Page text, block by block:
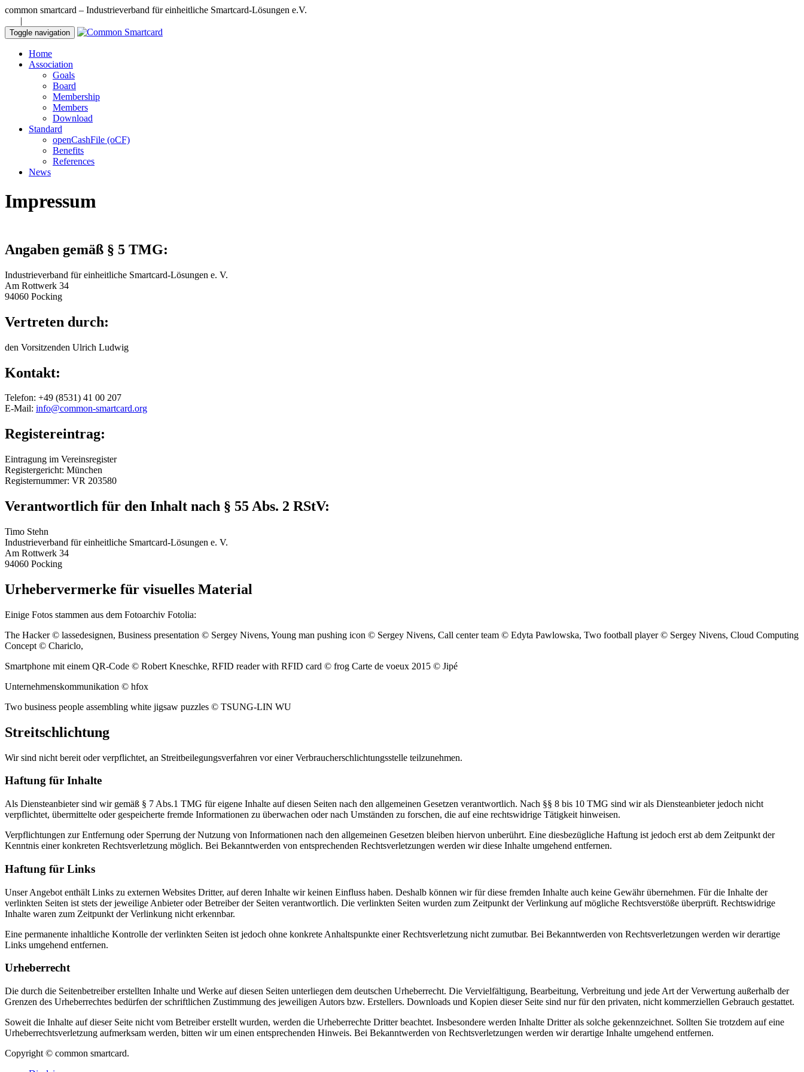
common smartcard – Industrieverband für einheitliche Smartcard-Lösungen e.V.
|
Toggle navigation
Home
Association
Goals
Board
Membership
Members
Download
Standard
openCashFile (oCF)
Benefits
References
News
Impressum
Angaben gemäß § 5 TMG:
Industrieverband für einheitliche Smartcard-Lösungen e. V.
Am Rottwerk 34
94060 Pocking
Vertreten durch:
den Vorsitzenden Ulrich Ludwig
Kontakt:
Telefon: +49 (8531) 41 00 207
E-Mail: info@common-smartcard.org
Registereintrag:
Eintragung im Vereinsregister
Registergericht: München
Registernummer: VR 203580
Verantwortlich für den Inhalt nach § 55 Abs. 2 RStV:
Timo Stehn
Industrieverband für einheitliche Smartcard-Lösungen e. V.
Am Rottwerk 34
94060 Pocking
Urhebervermerke für visuelles Material
Einige Fotos stammen aus dem Fotoarchiv Fotolia:
The Hacker © lassedesignen, Business presentation © Sergey Nivens, Young man pushing icon © Sergey Nivens, Call center team © Edyta Pawlowska, Two football player © Sergey Nivens, Cloud Computing
Concept © Chariclo,
Smartphone mit einem QR-Code © Robert Kneschke, RFID reader with RFID card © frog Carte de voeux 2015 © Jipé
Unternehmenskommunikation © hfox
Two business people assembling white jigsaw puzzles © TSUNG-LIN WU
Streitschlichtung
Wir sind nicht bereit oder verpflichtet, an Streitbeilegungsverfahren vor einer Verbraucherschlichtungsstelle teilzunehmen.
Haftung für Inhalte
Als Diensteanbieter sind wir gemäß § 7 Abs.1 TMG für eigene Inhalte auf diesen Seiten nach den allgemeinen Gesetzen verantwortlich. Nach §§ 8 bis 10 TMG sind wir als Diensteanbieter jedoch nicht
verpflichtet, übermittelte oder gespeicherte fremde Informationen zu überwachen oder nach Umständen zu forschen, die auf eine rechtswidrige Tätigkeit hinweisen.
Verpflichtungen zur Entfernung oder Sperrung der Nutzung von Informationen nach den allgemeinen Gesetzen bleiben hiervon unberührt. Eine diesbezügliche Haftung ist jedoch erst ab dem Zeitpunkt der
Kenntnis einer konkreten Rechtsverletzung möglich. Bei Bekanntwerden von entsprechenden Rechtsverletzungen werden wir diese Inhalte umgehend entfernen.
Haftung für Links
Unser Angebot enthält Links zu externen Websites Dritter, auf deren Inhalte wir keinen Einfluss haben. Deshalb können wir für diese fremden Inhalte auch keine Gewähr übernehmen. Für die Inhalte der
verlinkten Seiten ist stets der jeweilige Anbieter oder Betreiber der Seiten verantwortlich. Die verlinkten Seiten wurden zum Zeitpunkt der Verlinkung auf mögliche Rechtsverstöße überprüft. Rechtswidrige
Inhalte waren zum Zeitpunkt der Verlinkung nicht erkennbar.
Eine permanente inhaltliche Kontrolle der verlinkten Seiten ist jedoch ohne konkrete Anhaltspunkte einer Rechtsverletzung nicht zumutbar. Bei Bekanntwerden von Rechtsverletzungen werden wir derartige
Links umgehend entfernen.
Urheberrecht
Die durch die Seitenbetreiber erstellten Inhalte und Werke auf diesen Seiten unterliegen dem deutschen Urheberrecht. Die Vervielfältigung, Bearbeitung, Verbreitung und jede Art der Verwertung außerhalb der
Grenzen des Urheberrechtes bedürfen der schriftlichen Zustimmung des jeweiligen Autors bzw. Erstellers. Downloads und Kopien dieser Seite sind nur für den privaten, nicht kommerziellen Gebrauch gestattet.
Soweit die Inhalte auf dieser Seite nicht vom Betreiber erstellt wurden, werden die Urheberrechte Dritter beachtet. Insbesondere werden Inhalte Dritter als solche gekennzeichnet. Sollten Sie trotzdem auf eine
Urheberrechtsverletzung aufmerksam werden, bitten wir um einen entsprechenden Hinweis. Bei Bekanntwerden von Rechtsverletzungen werden wir derartige Inhalte umgehend entfernen.
Copyright © common smartcard.